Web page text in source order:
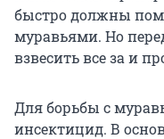
быстро должны
муравьями. Но
взвесить все за и
Для борьбы с
инсектицид. В